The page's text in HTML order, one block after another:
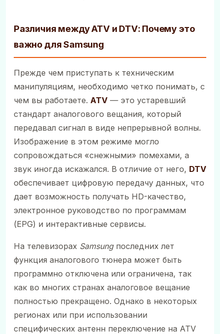
Различия между ATV и DTV: Почему это
важно для Samsung
Прежде чем приступать к техническим
манипуляциям, необходимо четко понимать, с
чем вы работаете. ATV — это устаревший
стандарт аналогового вещания, который
передавал сигнал в виде непрерывной волны.
Изображение в этом режиме могло
сопровождаться «снежными» помехами, а
звук иногда искажался. В отличие от него, DTV
обеспечивает цифровую передачу данных, что
дает возможность получать HD-качество,
электронное руководство по программам
(EPG) и интерактивные сервисы.
На телевизорах Samsungпоследних лет
функция аналогового тюнера может быть
программно отключена или ограничена, так
как во многих странах аналоговое вещание
полностью прекращено. Однако в некоторых
регионах или при использовании
специфических антенн переключение на ATV